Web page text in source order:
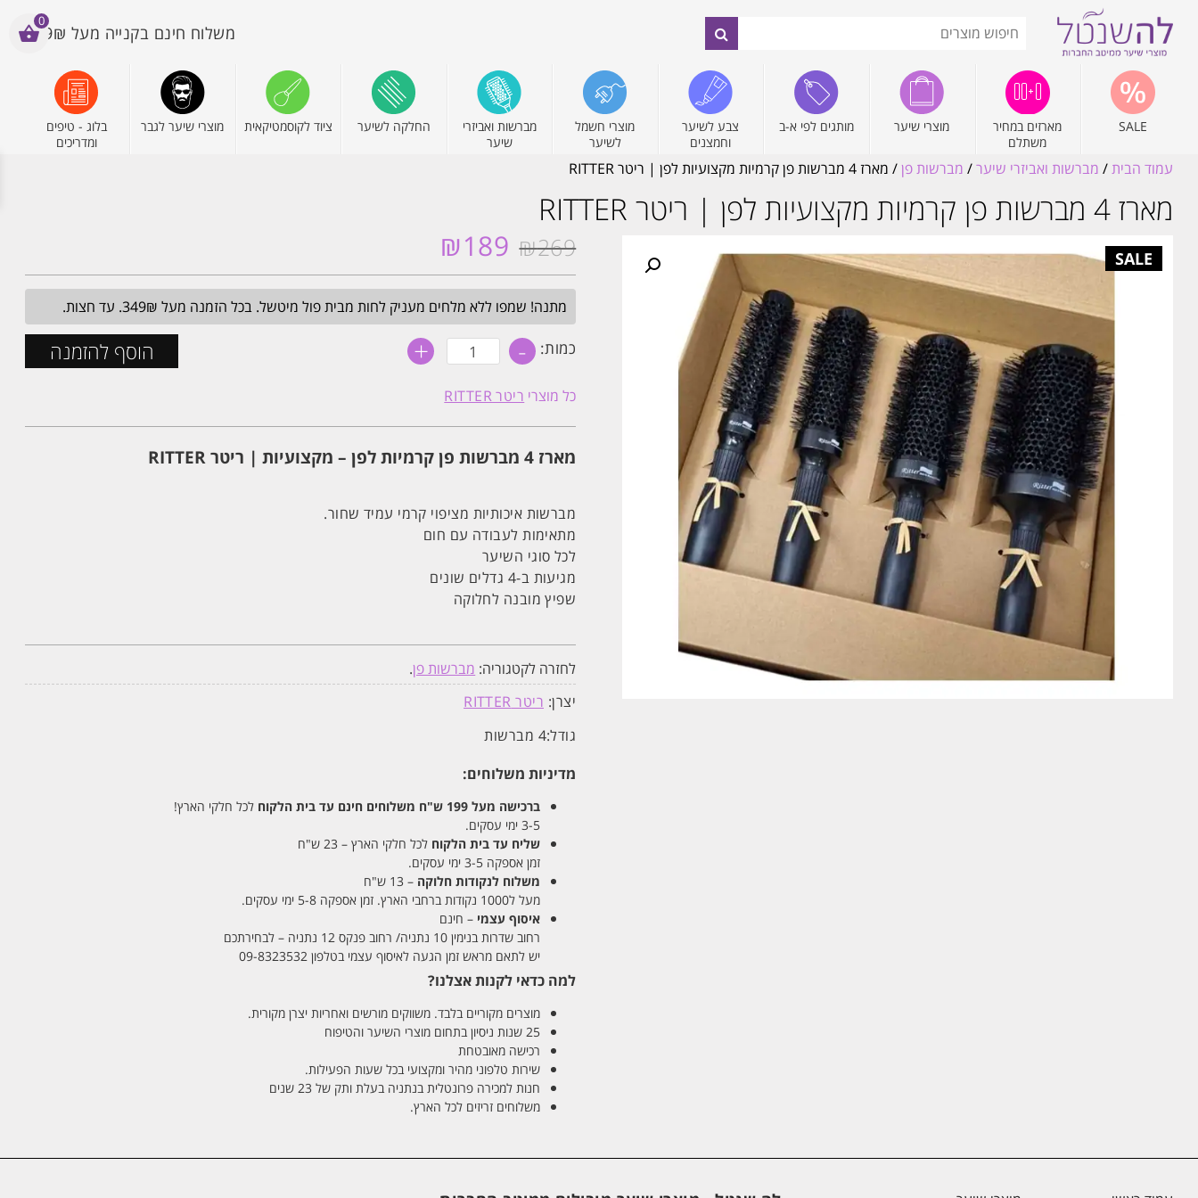
משלוח חינם בקנייה מעל 199₪
SALE
מארזים במחיר
משתלם
מוצרי שיער מותגים לפי א-ב
צבע לשיער
וחמצנים
מוצרי חשמל
לשיער
מברשות ואביזרי
שיער
החלקה לשיער ציוד לקוסמטיקאית מוצרי שיער לגבר
בלוג - טיפים
ומדריכים
עמוד הבית/ מברשות ואביזרי שיער/ מברשות פן/ מארז 4 מברשות פן קרמיות מקצועיות לפן | ריטר RITTER
מארז 4 מברשות פן קרמיות מקצועיות לפן | ריטר RITTER
₪269
המחיר
היה:
₪269.
₪189
הוא:
₪189.
מתנה! שמפו ללא מלחים מעניק לחות מבית פול מיטשל. בכל הזמנה מעל 349₪. עד חצות.
כמות: - כמות
של
4
מברשות
קרמיות
לפן
+ הוסף להזמנה
כל מוצרי ריטר RITTER
מארז 4 מברשות פן קרמיות לפן – מקצועיות | ריטר RITTER
מברשות איכותיות מציפוי קרמי עמיד שחור.
מתאימות לעבודה עם חום
לכל סוגי השיער
מגיעות ב-4 גדלים שונים
שפיץ מובנה לחלוקה
לחזרה לקטגוריה: מברשות פן.
יצרן: ריטר RITTER
גודל:4 מברשות
מדיניות משלוחים:
ברכישה מעל 199 ש"ח משלוחים חינם עד בית הלקוח לכל חלקי הארץ!
3-5 ימי עסקים.
שליח עד בית הלקוח לכל חלקי הארץ – 23 ש"ח
זמן אספקה 3-5 ימי עסקים.
משלוח לנקודות חלוקה – 13 ש"ח
מעל ל1000 נקודות ברחבי הארץ. זמן אספקה 5-8 ימי עסקים.
איסוף עצמי – חינם
רחוב שדרות בנימין 10 נתניה/ רחוב פנקס 12 נתניה – לבחירתכם
יש לתאם מראש זמן הגעה לאיסוף עצמי בטלפון 09-8323532
למה כדאי לקנות אצלנו?
מוצרים מקוריים בלבד. משווקים מורשים ואחריות יצרן מקורית.
25 שנות ניסיון בתחום מוצרי השיער והטיפוח
רכישה מאובטחת
שירות טלפוני מהיר ומקצועי בכל שעות הפעילות.
חנות למכירה פרונטלית בנתניה בעלת ותק של 23 שנים
משלוחים זריזים לכל הארץ.
0